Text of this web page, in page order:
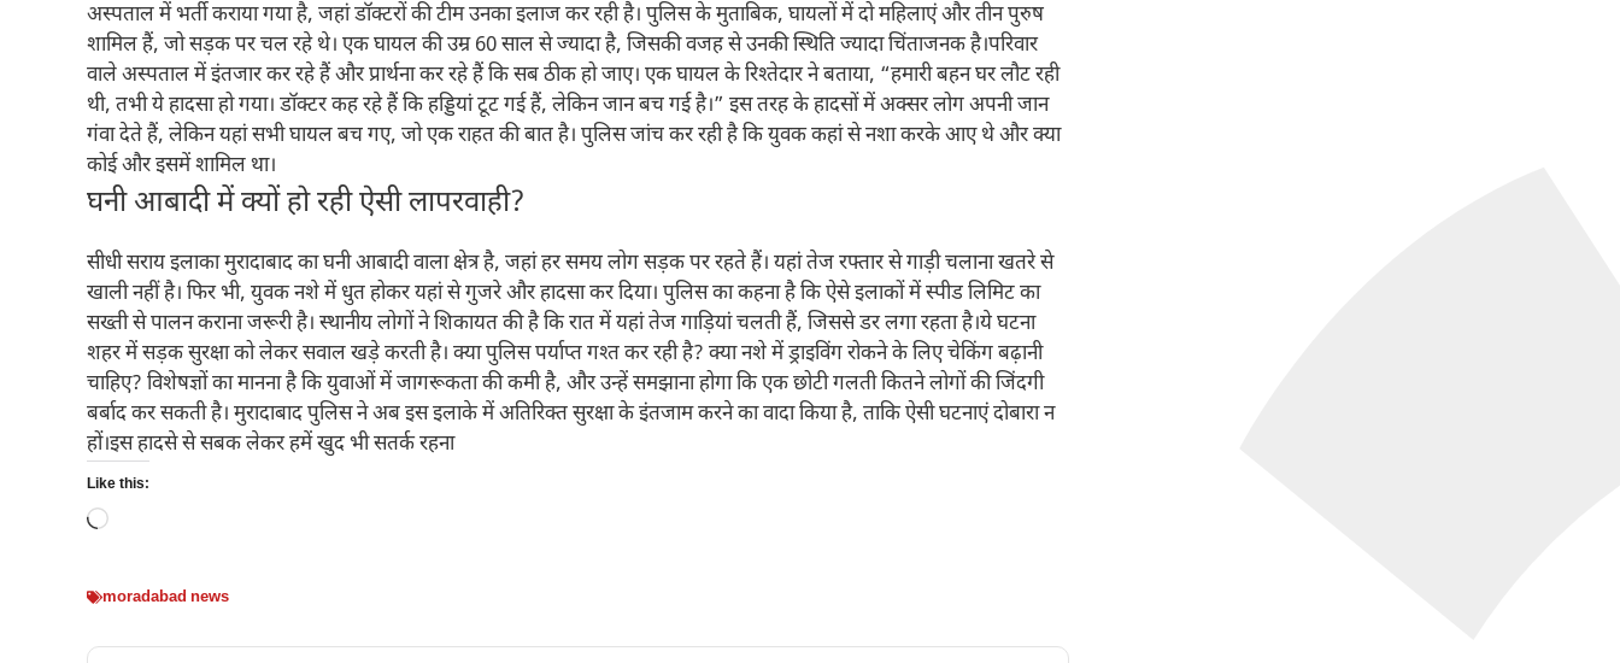
अस्पताल में भर्ती कराया गया है, जहां डॉक्टरों की टीम उनका इलाज कर रही है। पुलिस के मुताबिक, घायलों में दो महिलाएं और तीन पुरुष
शामिल हैं, जो सड़क पर चल रहे थे। एक घायल की उम्र 60 साल से ज्यादा है, जिसकी वजह से उनकी स्थिति ज्यादा चिंताजनक है।परिवार
वाले अस्पताल में इंतजार कर रहे हैं और प्रार्थना कर रहे हैं कि सब ठीक हो जाए। एक घायल के रिश्तेदार ने बताया, “हमारी बहन घर लौट रही
थी, तभी ये हादसा हो गया। डॉक्टर कह रहे हैं कि हड्डियां टूट गई हैं, लेकिन जान बच गई है।” इस तरह के हादसों में अक्सर लोग अपनी जान
गंवा देते हैं, लेकिन यहां सभी घायल बच गए, जो एक राहत की बात है। पुलिस जांच कर रही है कि युवक कहां से नशा करके आए थे और क्या
कोई और इसमें शामिल था।
घनी आबादी में क्यों हो रही ऐसी लापरवाही?
सीधी सराय इलाका मुरादाबाद का घनी आबादी वाला क्षेत्र है, जहां हर समय लोग सड़क पर रहते हैं। यहां तेज रफ्तार से गाड़ी चलाना खतरे से
खाली नहीं है। फिर भी, युवक नशे में धुत होकर यहां से गुजरे और हादसा कर दिया। पुलिस का कहना है कि ऐसे इलाकों में स्पीड लिमिट का
सख्ती से पालन कराना जरूरी है। स्थानीय लोगों ने शिकायत की है कि रात में यहां तेज गाड़ियां चलती हैं, जिससे डर लगा रहता है।ये घटना
शहर में सड़क सुरक्षा को लेकर सवाल खड़े करती है। क्या पुलिस पर्याप्त गश्त कर रही है? क्या नशे में ड्राइविंग रोकने के लिए चेकिंग बढ़ानी
चाहिए? विशेषज्ञों का मानना है कि युवाओं में जागरूकता की कमी है, और उन्हें समझाना होगा कि एक छोटी गलती कितने लोगों की जिंदगी
बर्बाद कर सकती है। मुरादाबाद पुलिस ने अब इस इलाके में अतिरिक्त सुरक्षा के इंतजाम करने का वादा किया है, ताकि ऐसी घटनाएं दोबारा न
हों।इस हादसे से सबक लेकर हमें खुद भी सतर्क रहना
Like this:
Loading…
moradabad news